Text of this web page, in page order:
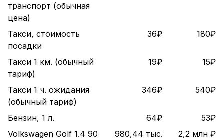
транспорт (обычная
цена)
Такси, стоимость
посадки
36₽ 180₽
Такси 1 км. (обычный
тариф)
19₽ 15₽
Такси 1 ч. ожидания
(обычный тариф)
346₽ 540₽
Бензин, 1 л. 64₽
53₽
Volkswagen Golf 1.4 90
980,44 тыс.
2,2 млн ₽